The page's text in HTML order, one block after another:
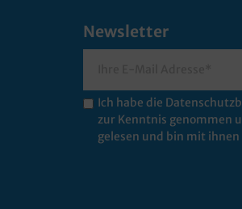
Newsletter
Ich habe die
zur Kenntnis genommen
gelesen und bin mit